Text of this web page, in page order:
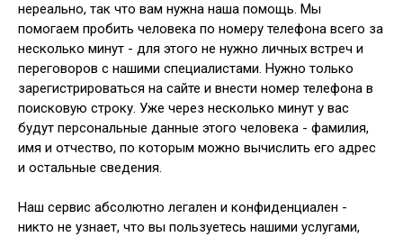
нереально, так что вам нужна наша помощь. Мы
помогаем пробить человека по номеру телефона всего за
несколько минут - для этого не нужно личных встреч и
переговоров с нашими специалистами. Нужно только
зарегистрироваться на сайте и внести номер телефона в
поисковую строку. Уже через несколько минут у вас
будут персональные данные этого человека - фамилия,
имя и отчество, по которым можно вычислить его адрес
и остальные сведения.
Наш сервис абсолютно легален и конфиденциален -
никто не узнает, что вы пользуетесь нашими услугами,